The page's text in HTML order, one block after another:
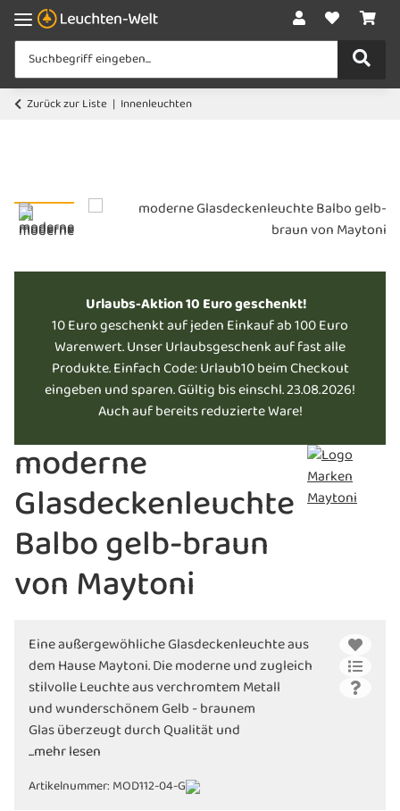
Zurück zur Liste Innenleuchten
Urlaubs-Aktion 10 Euro geschenkt!
10 Euro geschenkt auf jeden Einkauf ab 100 Euro
Warenwert. Unser Urlaubsgeschenk auf fast alle
Produkte. Einfach Code: Urlaub10 beim Checkout
eingeben und sparen. Gültig bis einschl. 23.08.2026!
Auch auf bereits reduzierte Ware!
moderne
Glasdeckenleuchte
Balbo gelb-braun
von Maytoni
Eine außergewöhliche Glasdeckenleuchte aus
dem Hause Maytoni. Die moderne und zugleich
stilvolle Leuchte aus verchromtem Metall
und wunderschönem Gelb - braunem
Glas überzeugt durch Qualität und
Design. Lichttechnik der Zukunft bestellen bei
...mehr lesen
Artikelnummer: MOD112-04-G